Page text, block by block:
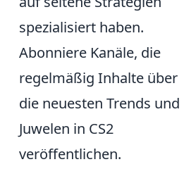
spezialisiert haben.
Abonniere Kanäle, die
regelmäßig Inhalte über
die neuesten Trends und
Juwelen in CS2
veröffentlichen.